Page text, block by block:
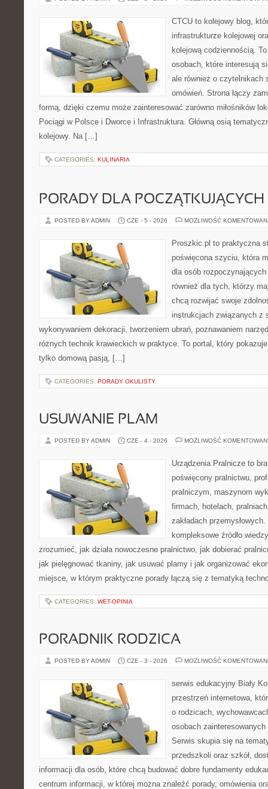
CTCU to kolejowy blog,
infrastrukturze kolejowej
kolejową codziennością.
osobach, które interesują
ale również o czytelnikach
omówień. Strona łączy
formą, dzięki czemu może zainteresować zarówno miłośników
Pociągi w Polsce i Dworce i Infrastruktura. Główną osią
kolejowy. Na […]
CATEGORIES: KULINARIA
PORADY DLA
POSTED BY ADMIN CZE - 5 - 2026 MOŻLIWOŚĆ
Proszkic.pl to praktyczna
poświęcona szyciu, która
dla osób
również dla tych, którzy
chcą rozwijać swoje
instrukcjach związanych z
wykonywaniem dekoracji, tworzeniem ubrań, poznawaniem
różnych technik krawieckich w praktyce. To portal, który
tylko domową pasją, […]
CATEGORIES: PORADY OKULISTY
USUWANIE PLAM
POSTED BY ADMIN CZE - 4 - 2026 MOŻLIWOŚĆ
Urządzenia Pralnicze to
poświęcony pralnictwu,
pralniczym, maszynom
firmach, hotelach,
zakładach
kompleksowe źródło
zrozumieć, jak działa nowoczesne pralnictwo, jak dobierać
jak pielęgnować tkaniny, jak usuwać plamy i jak organizować
miejsce, w którym praktyczne porady łączą się z tematyką
CATEGORIES: WET-OPINIA
PORADNIK RODZICA
POSTED BY ADMIN CZE - 3 - 2026 MOŻLIWOŚĆ
serwis edukacyjny Biały
przestrzeń internetowa,
o rodzicach,
osobach
Serwis skupia się na
przedszkoli oraz szkół,
informacji dla osób, które chcą budować dobre fundamenty
centrum informacji, w której można znaleźć porady, omówienia